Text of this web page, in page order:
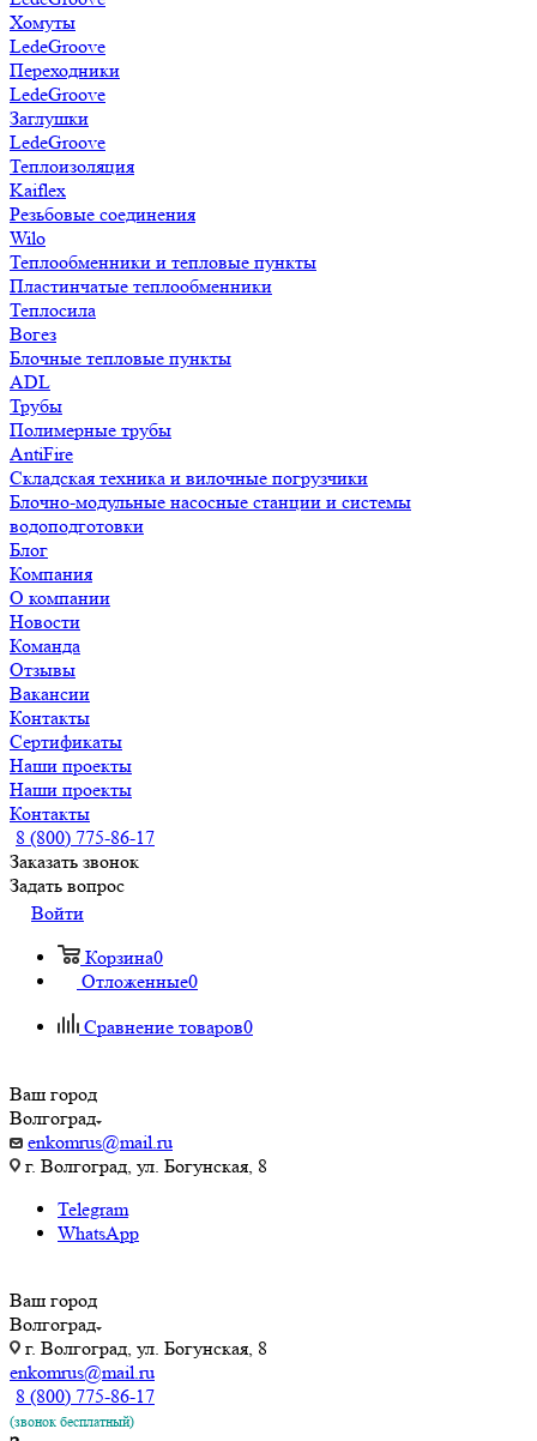
Хомуты
LedeGroove
Переходники
LedeGroove
Заглушки
LedeGroove
Теплоизоляция
Kaiflex
Резьбовые соединения
Wilo
Теплообменники и тепловые пункты
Пластинчатые теплообменники
Теплосила
Вогез
Блочные тепловые пункты
ADL
Трубы
Полимерные трубы
AntiFire
Складская техника и вилочные погрузчики
Блочно-модульные насосные станции и системы
водоподготовки
Блог
Компания
О компании
Новости
Команда
Отзывы
Вакансии
Контакты
Сертификаты
Наши проекты
Наши проекты
Контакты
8 (800) 775-86-17
Заказать звонок
Задать вопрос
Войти
Корзина0
Отложенные0
Сравнение товаров0
Ваш город
Волгоград
enkomrus@mail.ru
г. Волгоград, ул. ​Богунская, 8
Telegram
WhatsApp
Ваш город
Волгоград
г. Волгоград, ул. ​Богунская, 8
enkomrus@mail.ru
8 (800) 775-86-17
(звонок бесплатный)